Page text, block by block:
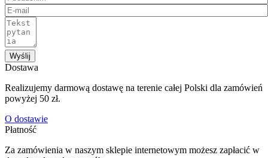
Wyślij
Dostawa
Realizujemy darmową dostawę na terenie całej Polski dla zamówień
powyżej 50 zł.
O dostawie
Płatność
Za zamówienia w naszym sklepie internetowym możesz zapłacić w